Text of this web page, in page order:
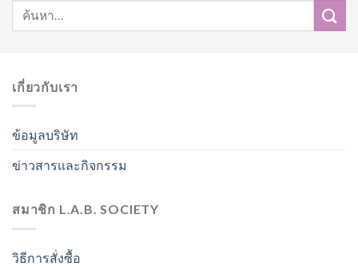
เกี่ยวกับเรา
ข้อมูลบริษัท
ข่าวสารและกิจกรรม
สมาชิก L.A.B. SOCIETY
วิธีการสั่งซื้อ